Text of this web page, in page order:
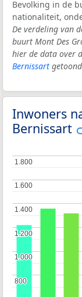
Bevolking in de
nationaliteit,
De verdeling van
buurt Mont Des
hier de data over
Bernissart
Inwoners
Bernissart
800
800
1.000
1.000
1.200
1.200
1.400
1.400
1.600
1.600
1.800
1.800